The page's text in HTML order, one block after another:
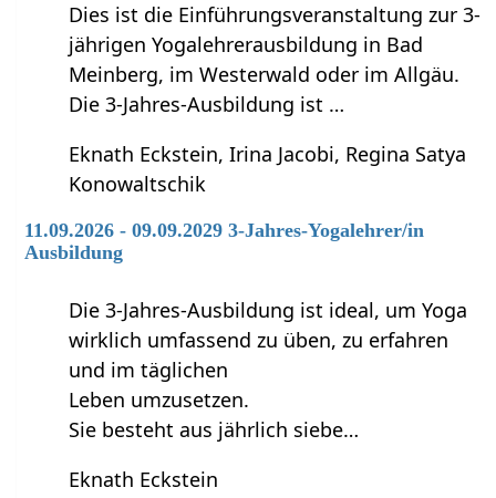
Dies ist die Einführungsveranstaltung zur 3-
jährigen Yogalehrerausbildung in Bad
Meinberg, im Westerwald oder im Allgäu.
Die 3-Jahres-Ausbildung ist …
Eknath Eckstein, Irina Jacobi, Regina Satya
Konowaltschik
11.09.2026 - 09.09.2029 3-Jahres-Yogalehrer/in
Ausbildung
Die 3-Jahres-Ausbildung ist ideal, um Yoga
wirklich umfassend zu üben, zu erfahren
und im täglichen
Leben umzusetzen.
Sie besteht aus jährlich siebe…
Eknath Eckstein